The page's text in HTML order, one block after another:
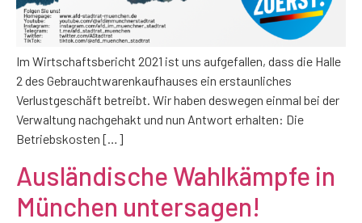
Im Wirtschaftsbericht 2021 ist uns aufgefallen, dass die Halle
2 des Gebrauchtwarenkaufhauses ein erstaunliches
Verlustgeschäft betreibt. Wir haben deswegen einmal bei der
Verwaltung nachgehakt und nun Antwort erhalten: Die
Betriebskosten […]
Ausländische Wahlkämpfe in
München untersagen!